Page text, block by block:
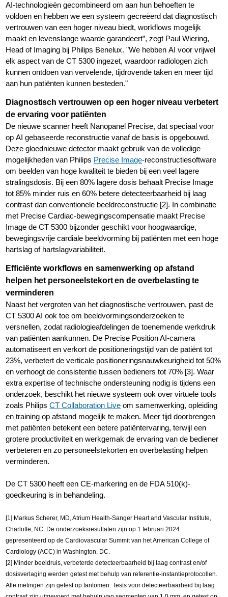
AI-technologieën gecombineerd om aan hun behoeften te
voldoen en hebben we een systeem gecreëerd dat diagnostisch
vertrouwen van een hoger niveau biedt, workflows mogelijk
maakt en levenslange waarde garandeert”, zegt Paul Wiering,
Head of Imaging bij Philips Benelux. "We hebben AI voor vrijwel
elk aspect van de CT 5300 ingezet, waardoor radiologen zich
kunnen ontdoen van vervelende, tijdrovende taken en meer tijd
aan hun patiënten kunnen besteden."
Diagnostisch vertrouwen op een hoger niveau verbetert
de ervaring voor patiënten
De nieuwe scanner heeft Nanopanel Precise, dat speciaal voor
op AI gebaseerde reconstructie vanaf de basis is opgebouwd.
Deze gloednieuwe detector maakt gebruik van de volledige
mogelijkheden van Philips Precise Image-reconstructiesoftware
om beelden van hoge kwaliteit te bieden bij een veel lagere
stralingsdosis. Bij een 80% lagere dosis behaalt Precise Image
tot 85% minder ruis en 60% betere detecteerbaarheid bij laag
contrast dan conventionele beeldreconstructie [2]. In combinatie
met Precise Cardiac-bewegingscompensatie maakt Precise
Image de CT 5300 bijzonder geschikt voor hoogwaardige,
bewegingsvrije cardiale beeldvorming bij patiënten met een hoge
hartslag of hartslagvariabiliteit.
Efficiënte workflows en samenwerking op afstand
helpen het personeelstekort en de overbelasting te
verminderen
Naast het vergroten van het diagnostische vertrouwen, past de
CT 5300 AI ook toe om beeldvormingsonderzoeken te
versnellen, zodat radiologieafdelingen de toenemende werkdruk
van patiënten aankunnen. De Precise Position AI-camera
automatiseert en verkort de positioneringstijd van de patiënt tot
23%, verbetert de verticale positioneringsnauwkeurigheid tot 50%
en verhoogt de consistentie tussen bedieners tot 70% [3]. Waar
extra expertise of technische ondersteuning nodig is tijdens een
onderzoek, beschikt het nieuwe systeem ook over virtuele tools
zoals PhilipsCT Collaboration Live om samenwerking, opleiding
en training op afstand mogelijk te maken. Meer tijd doorbrengen
met patiënten betekent een betere patiëntervaring, terwijl een
grotere productiviteit en werkgemak de ervaring van de bediener
verbeteren en zo personeelstekorten en overbelasting helpen
verminderen.
De CT 5300 heeft een CE-markering en de FDA 510(k)-
goedkeuring is in behandeling.
[1] Markus Scherer, MD, Atrium Health-Sanger Heart and Vascular Institute,
Charlotte, NC. De onderzoeksresultaten zijn op 1 februari 2024
gepresenteerd op de Cardiovascular Summit van het American College of
Cardiology (ACC) in Washington, DC.
[2] Minder beeldruis, verbeterde detecteerbaarheid bij laag contrast en/of
dosisverlaging werden getest met behulp van referentie-instantieprotocollen.
Alle metingen zijn getest op fantomen. Tests voor detecteerbaarheid bij laag